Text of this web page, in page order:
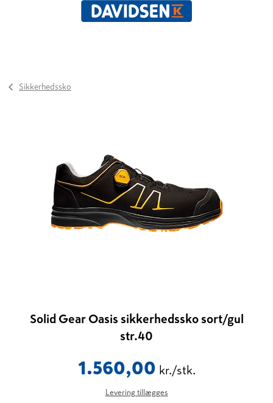
Sikkerhedssko
Solid Gear Oasis sikkerhedssko sort/gul
str.40
1.560,00 kr./stk.
Levering tillægges